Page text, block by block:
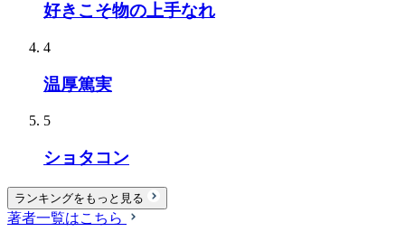
好きこそ物の上手なれ
4
温厚篤実
5
ショタコン
ランキングをもっと見る
著者一覧はこちら